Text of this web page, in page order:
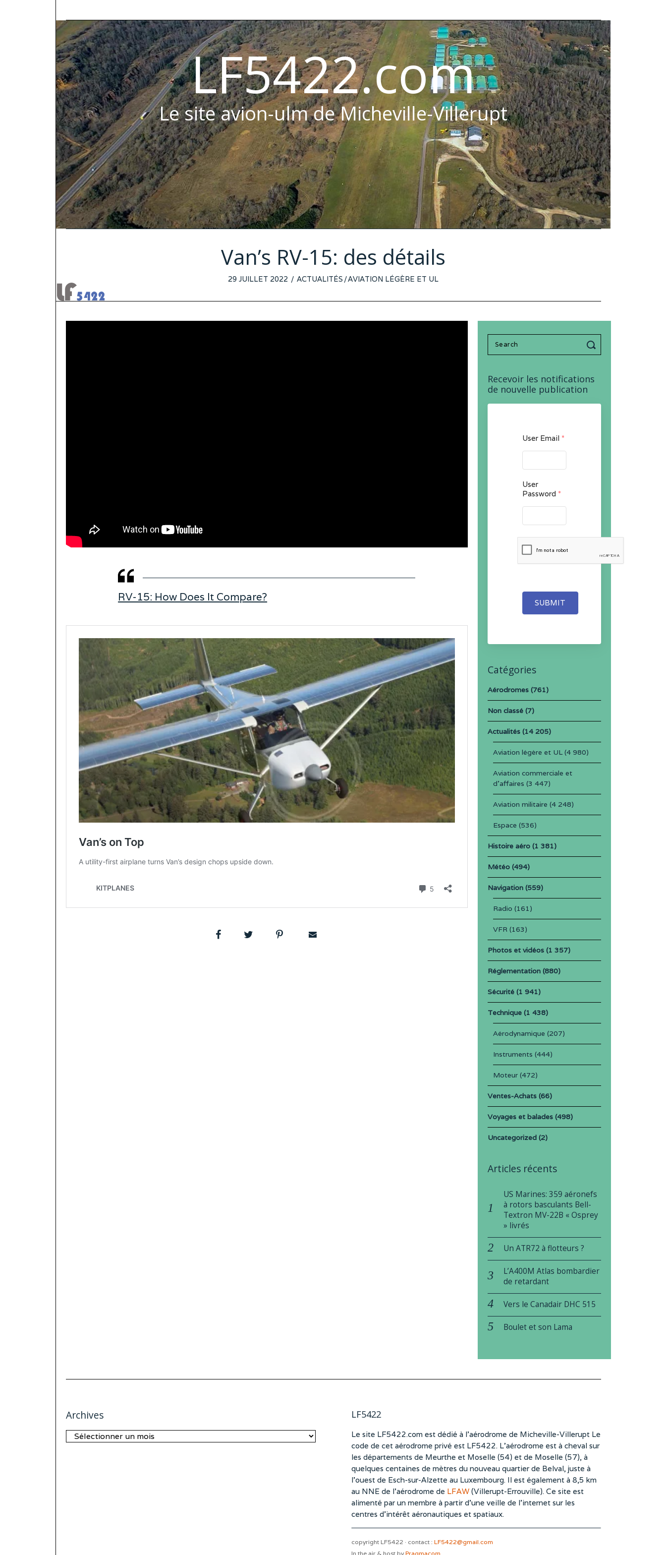
LF5422.com
Le site avion-ulm de Micheville-Villerupt
Van’s RV-15: des détails
POSTED
29 JUILLET 2022 26
2022
ACTUALITÉS /AVIATION LÉGÈRE ET UL
RV-15: How Does It Compare?
Search
for:
Recevoir les notifications
de nouvelle publication
User Email *
User
Password *
SUBMIT
Catégories
Aérodromes(761)
Non classé(7)
Actualités(14 205)
Aviation légère et UL(4 980)
Aviation commerciale et
d'affaires (3 447)
Aviation militaire (4 248)
Espace (536)
Histoire aéro(1 381)
Météo(494)
Navigation(559)
Radio (161)
VFR (163)
Photos et vidéos(1 357)
Réglementation(880)
Sécurité(1 941)
Technique(1 438)
Aérodynamique (207)
Instruments (444)
Moteur(472)
Ventes-Achats(66)
Voyages et balades(498)
Uncategorized(2)
Articles récents
US Marines: 359 aéronefs
à rotors basculants Bell-
Textron MV-22B « Osprey
» livrés
Un ATR72 à flotteurs ?
L’A400M Atlas bombardier
de retardant
Vers le Canadair DHC 515
Boulet et son Lama
Archives
Archives
LF5422
Le site LF5422.com est dédié à l’aérodrome de Micheville-Villerupt Le
code de cet aérodrome privé est LF5422. L’aérodrome est à cheval sur
les départements de Meurthe et Moselle (54) et de Moselle (57), à
quelques centaines de mètres du nouveau quartier de Belval, juste à
l’ouest de Esch-sur-Alzette au Luxembourg. Il est également à 8,5 km
au NNE de l’aérodrome de LFAW(Villerupt-Errouville). Ce site est
alimenté par un membre à partir d’une veille de l’internet sur les
centres d’intérêt aéronautiques et spatiaux.
copyright LF5422 · contact : LF5422@gmail.com
In the air & host byPragmacom